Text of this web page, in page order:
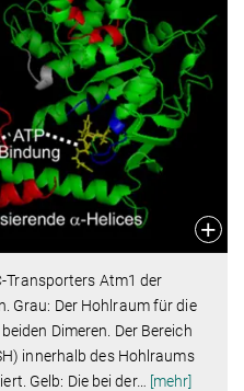
Transporters Atm1 der
Grau: Der Hohlraum für die
Dimeren. Der Bereich
innerhalb des Hohlraums
Gelb: Die bei der…
[mehr]